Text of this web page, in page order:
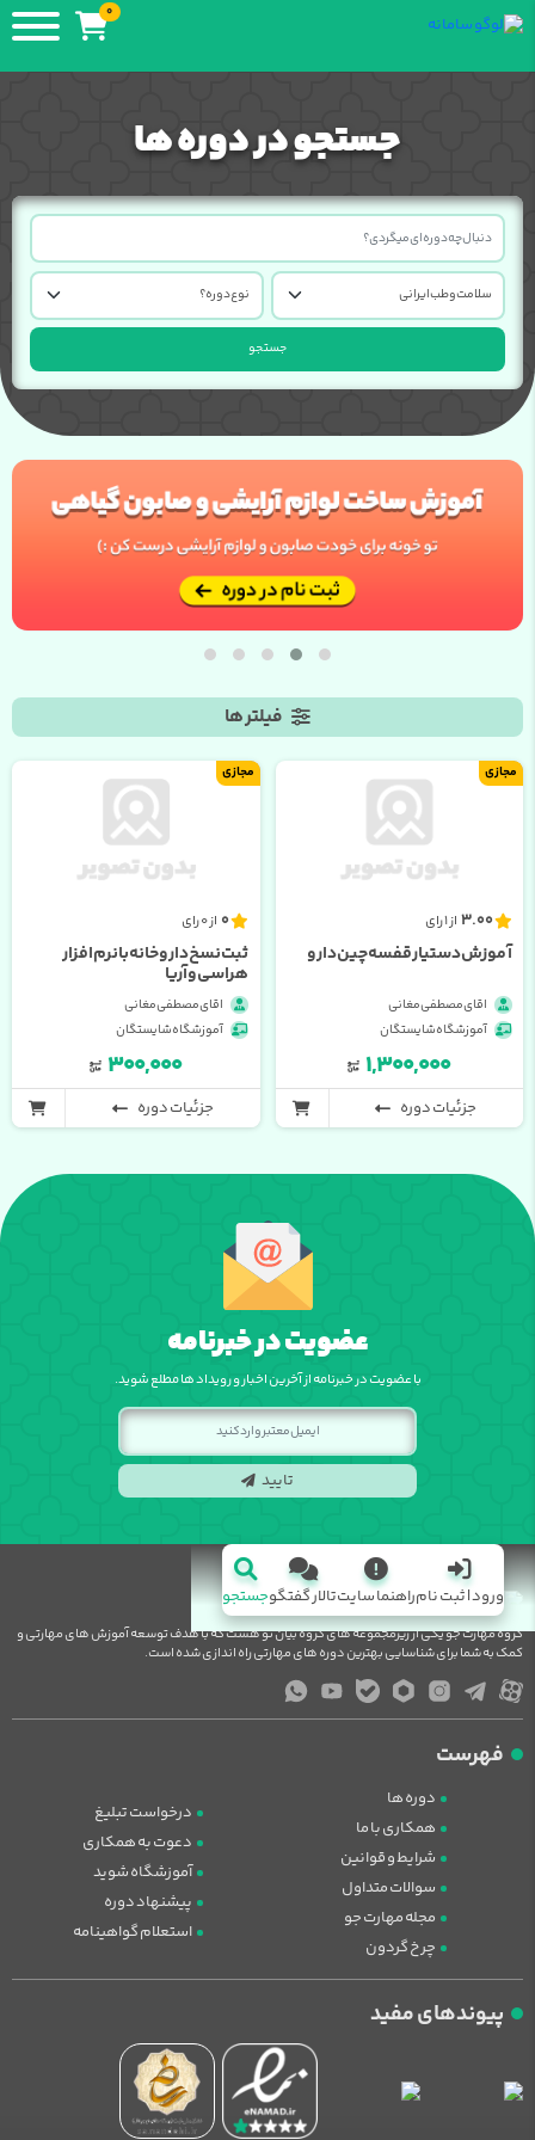
0
جستجو در دوره ها
جستجو
فیلتر ها
مجازی
3.00 از 1 رای
آموزش دستیار قفسه چین دارو
اقای مصطفی مغانی
آموزشگاه شایستگان
۱,۳۰۰,۰۰۰
جزئیات دوره
مجازی
0 از 0 رای
ثبت نسخ داروخانه با نرم افزار
هراسی و آریا
اقای مصطفی مغانی
آموزشگاه شایستگان
۳۰۰,۰۰۰
جزئیات دوره
عضویت در خبرنامه
با عضویت در خبرنامه از آخرین اخبار و رویداد ها مطلع شوید.
تایید
ورود | ثبت نامراهنما سایتتالار گفتگوجستجو
گروه مهارت جو یکی از زیرمجموعه های گروه بیان نو هست که با هدف توسعه آموزش های مهارتی و
کمک به شما برای شناسایی بهترین دوره های مهارتی راه اندازی شده است.
فهرست
دوره ها
همکاری با ما
شرایط و قوانین
سوالات متداول
مجله مهارت جو
چرخ گردون
درخواست تبلیغ
دعوت به همکاری
آموزشگاه شوید
پیشنهاد دوره
استعلام گواهینامه
پیوندهای مفید